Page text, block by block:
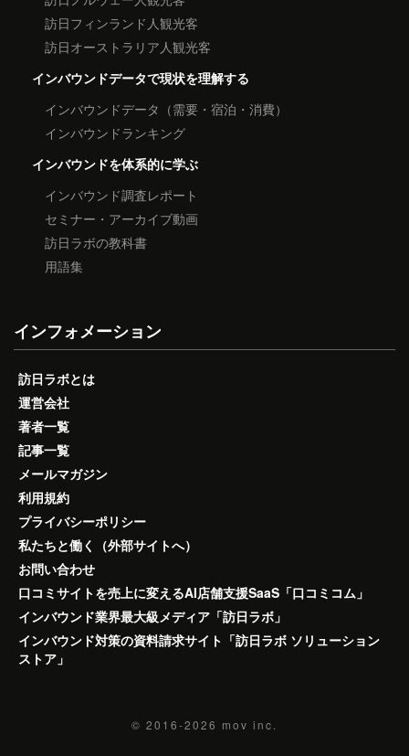
訪日フィンランド人観光客
訪日オーストラリア人観光客
インバウンドデータで現状を理解する
インバウンドデータ（需要・宿泊・消費）
インバウンドランキング
インバウンドを体系的に学ぶ
インバウンド調査レポート
セミナー・アーカイブ動画
訪日ラボの教科書
用語集
インフォメーション
訪日ラボとは
運営会社
著者一覧
記事一覧
メールマガジン
利用規約
プライバシーポリシー
私たちと働く（外部サイトへ）
お問い合わせ
口コミサイトを売上に変えるAI店舗支援SaaS「口コミコム」
インバウンド業界最大級メディア「訪日ラボ」
インバウンド対策の資料請求サイト「訪日ラボ ソリューション
ストア」
© 2016-2026 mov inc.